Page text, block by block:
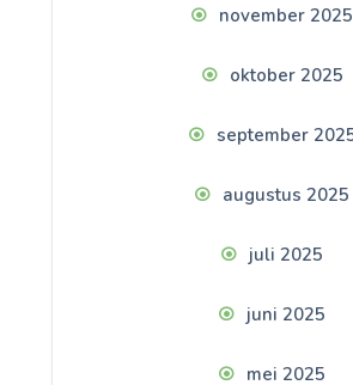
november 2025
oktober 2025
september
augustus 2025
juli 2025
juni 2025
mei 2025